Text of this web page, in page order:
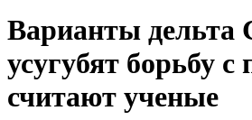
Варианты дельта
усугубят борьбу с
считают ученые